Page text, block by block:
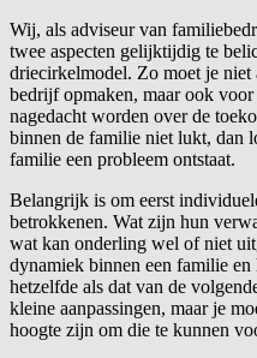
Wij, als adviseur van
twee aspecten gelijktijdig te
driecirkelmodel. Zo moet je niet
bedrijf opmaken, maar ook
nagedacht worden over de
binnen de familie niet lukt, dan
familie een probleem ontstaat.
Belangrijk is om eerst
betrokkenen. Wat zijn hun
wat kan onderling wel of niet
dynamiek binnen een familie
hetzelfde als dat van de
kleine aanpassingen, maar je
hoogte zijn om die te kunnen